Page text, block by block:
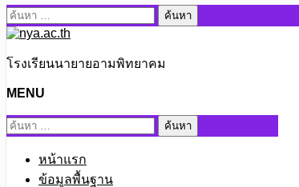
ค้นหา
สำหรับ:
โรงเรียนนายายอามพิทยาคม
MENU
ค้นหา
หน้าแรก
ข้อมูลพื้นฐาน